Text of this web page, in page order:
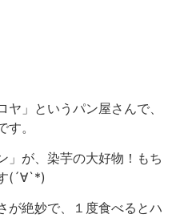
」というパン屋さんで、
。
」が、染芋の大好物！もち
(´∀`*)
が絶妙で、１度食べるとハ